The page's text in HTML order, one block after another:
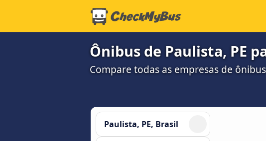
Ônibus de Paulista, PE
Compare todas as empresas de